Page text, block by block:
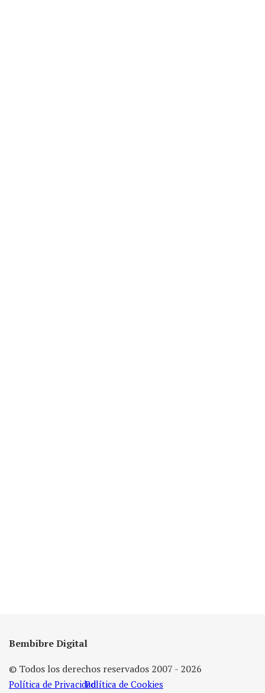
Bembibre Digital
© Todos los derechos reservados 2007 - 2026
Política de PrivacidadPolítica de Cookies